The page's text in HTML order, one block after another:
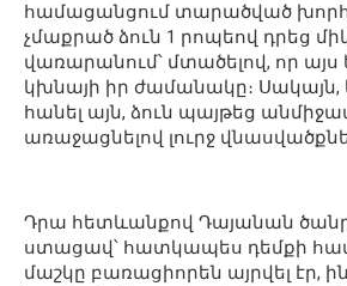
համացանցում տարածված
չմաքրած ձուն 1 րոպեով դրեց
վառարանում՝ մտածելով, որ
կխնայի իր ժամանակը։ Սակայն,
հանել այն, ձուն պայթեց
առաջացնելով լուրջ
Դրա հետևանքով Դայանան
ստացավ՝ հատկապես դեմքի
մաշկը բառացիորեն այրվել էր,